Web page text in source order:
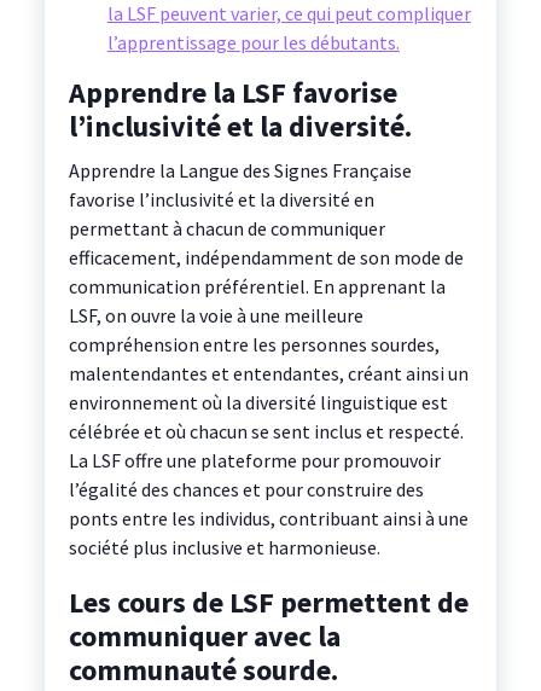
la LSF peuvent varier, ce qui peut compliquer
l’apprentissage pour les débutants.
Apprendre la LSF favorise
l’inclusivité et la diversité.
Apprendre la Langue des Signes Française
favorise l’inclusivité et la diversité en
permettant à chacun de communiquer
efficacement, indépendamment de son mode de
communication préférentiel. En apprenant la
LSF, on ouvre la voie à une meilleure
compréhension entre les personnes sourdes,
malentendantes et entendantes, créant ainsi un
environnement où la diversité linguistique est
célébrée et où chacun se sent inclus et respecté.
La LSF offre une plateforme pour promouvoir
l’égalité des chances et pour construire des
ponts entre les individus, contribuant ainsi à une
société plus inclusive et harmonieuse.
Les cours de LSF permettent de
communiquer avec la
communauté sourde.